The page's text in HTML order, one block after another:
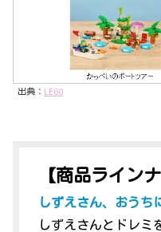
出典： LEGO
【商品ライン
しずえさん、おうち
しずえさんとドレミ